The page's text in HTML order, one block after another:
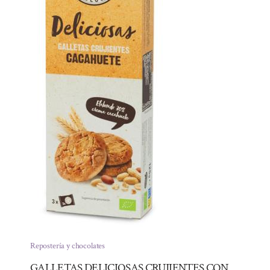
Repostería y chocolates